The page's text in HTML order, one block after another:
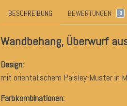
BESCHREIBUNG BEWERTUNGEN 0
Wandbehang, Überwurf
Design:
mit orientalischem Paisley-Muster in
Farbkombinationen: